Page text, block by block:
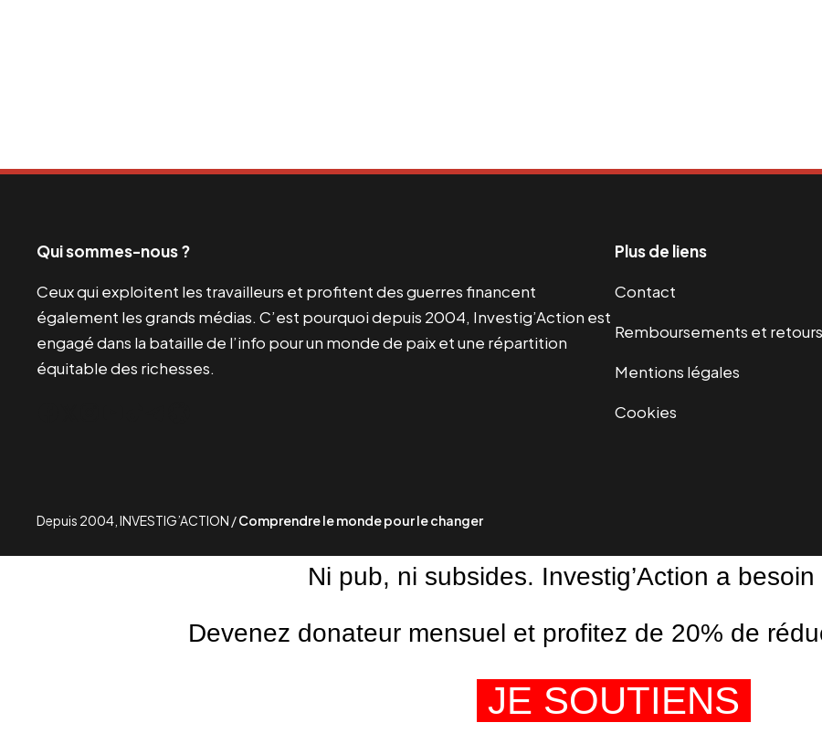
Qui sommes-nous ?
Ceux qui exploitent les travailleurs et profitent des guerres financent
également les grands médias. C’est pourquoi depuis 2004, Investig’Action est
engagé dans la bataille de l’info pour un monde de paix et une répartition
équitable des richesses.
Plus de liens
Contact
Remboursements et retours
Mentions légales
Cookies
Depuis 2004, INVESTIG’ACTION /Comprendre le monde pour le changer
Ni pub, ni subsides. Investig’Action a
Devenez donateur mensuel et profitez de 20% de
JE SOUTIENS